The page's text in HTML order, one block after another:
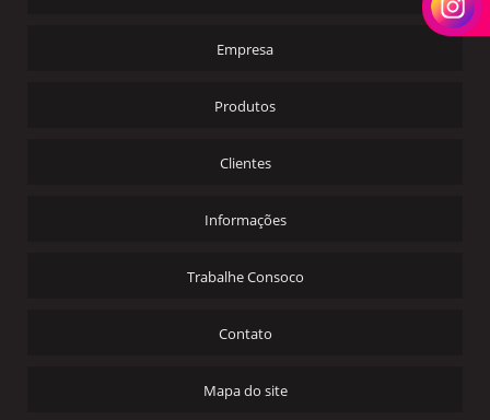
Empresa
Produtos
Clientes
Informações
Trabalhe Consoco
Contato
Mapa do site